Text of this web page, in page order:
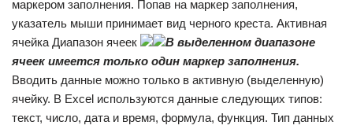
маркером заполнения. Попав на маркер заполнения,
указатель мыши принимает вид черного креста. Активная
ячейка Диапазон ячеек
В выделенном диапазоне
ячеек имеется только один маркер заполнения.
Вводить данные можно только в активную (выделенную)
ячейку. В Excel используются данные следующих типов:
текст, число, дата и время, формула, функция. Тип данных